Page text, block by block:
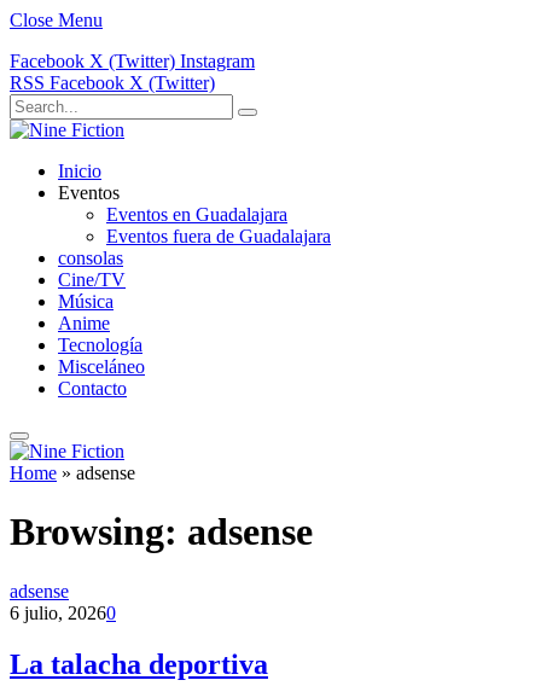
Close Menu
Facebook X (Twitter) Instagram
RSS Facebook X (Twitter)
Inicio
Eventos
Eventos en Guadalajara
Eventos fuera de Guadalajara
consolas
Cine/TV
Música
Anime
Tecnología
Misceláneo
Contacto
Home » adsense
Browsing: adsense
adsense
6 julio, 20260
La talacha deportiva